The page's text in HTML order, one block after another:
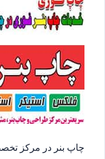
چاپ بنر در مرکز